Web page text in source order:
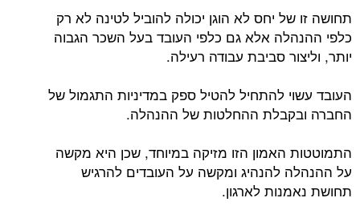
תחושה זו של יחס לא הוגן יכולה להוביל לטינה לא רק
כלפי ההנהלה אלא גם כלפי העובד בעל השכר הגבוה
יותר, וליצור סביבת עבודה רעילה.
העובד עשוי להתחיל להטיל ספק במדיניות התגמול של
החברה ובקבלת ההחלטות של ההנהלה.
התמוטטות האמון הזו מזיקה במיוחד, שכן היא מקשה
על ההנהלה להנהיג ומקשה על העובדים להרגיש
תחושת נאמנות לארגון.